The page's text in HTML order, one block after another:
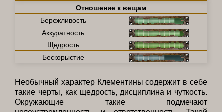
Отношение к вещам
Бережливость
Аккуратность
Щедрость
Бескорыстие
Необычный характер Клементины содержит в себе
такие черты, как щедрость, дисциплина и чуткость.
Окружающие такие подмечают